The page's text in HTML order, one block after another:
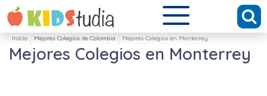
Inicio Mejores Colegios de Colombia Mejores Colegios en Monterrey
Mejores Colegios en Monterrey